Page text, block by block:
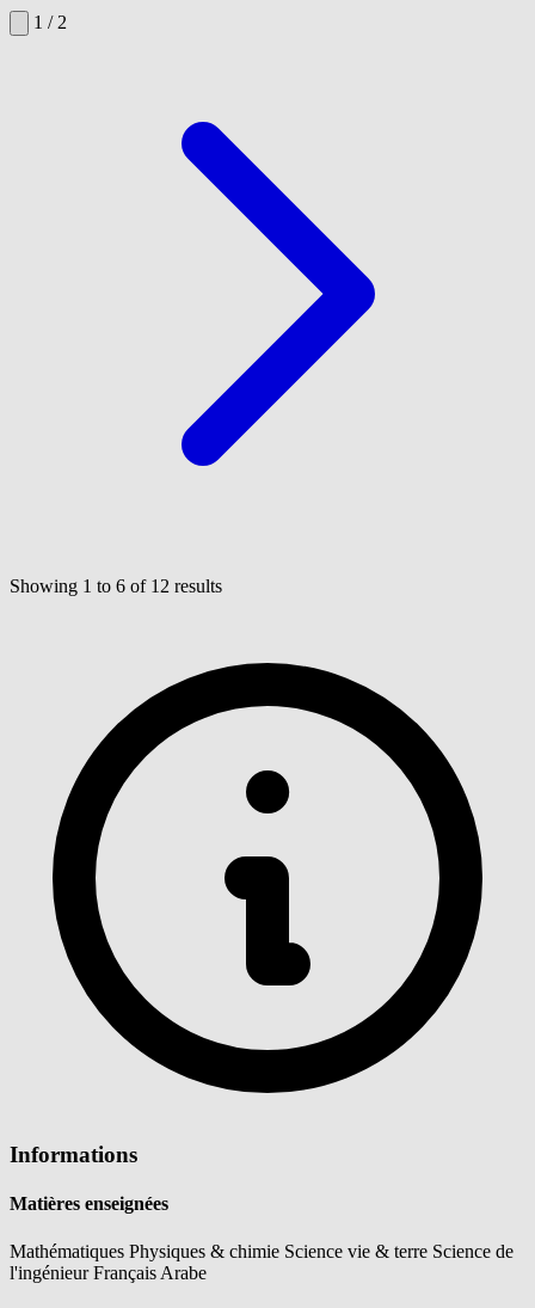
1 / 2
Showing 1 to 6 of 12 results
Informations
Matières enseignées
Mathématiques Physiques & chimie Science vie & terre Science de
l'ingénieur Français Arabe